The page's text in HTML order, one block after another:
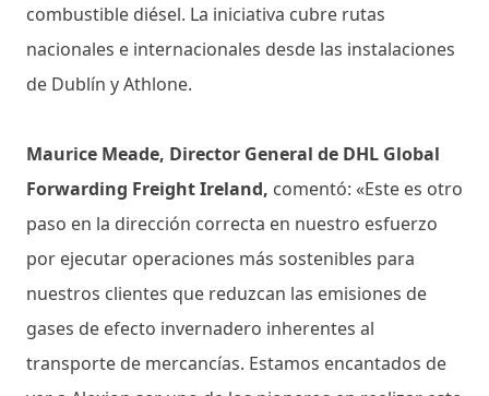
combustible diésel. La iniciativa cubre rutas
nacionales e internacionales desde las instalaciones
de Dublín y Athlone.
Maurice Meade, Director General de DHL Global
Forwarding Freight Ireland, comentó: «Este es otro
paso en la dirección correcta en nuestro esfuerzo
por ejecutar operaciones más sostenibles para
nuestros clientes que reduzcan las emisiones de
gases de efecto invernadero inherentes al
transporte de mercancías. Estamos encantados de